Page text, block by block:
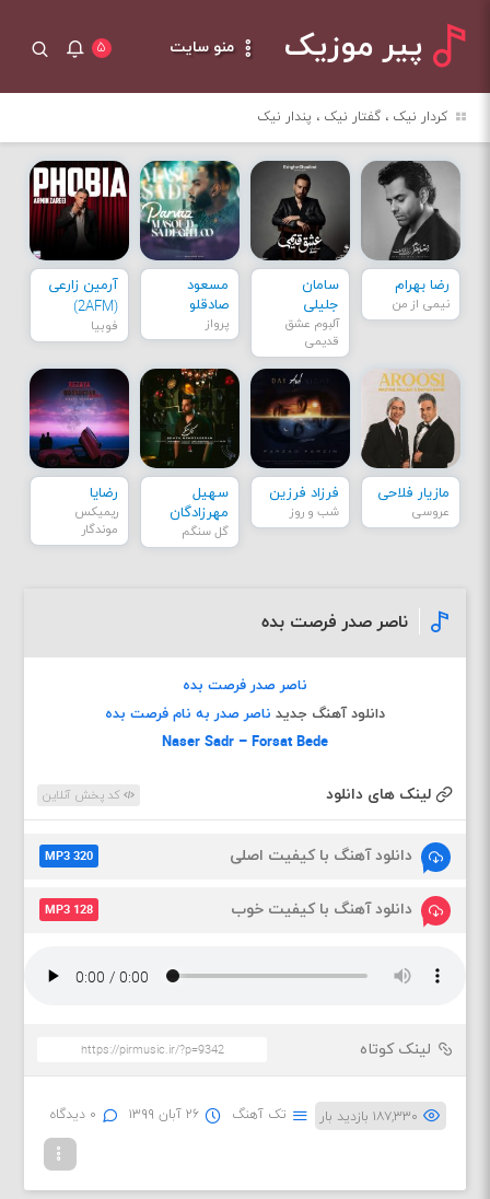
پیر موزیک منو سایت ۵
کردار نیک ، گفتار نیک ، پندار نیک
رضا بهرام
نیمی از من
سامان
جلیلی
آلبوم عشق
قدیمی
مسعود
صادقلو
پرواز
آرمین زارعی
(2AFM)
فوبیا
مازیار فلاحی
عروسی
فرزاد فرزین
شب و روز
سهیل
مهرزادگان
گل سنگم
رضایا
ریمیکس
موندگار
ناصر صدر فرصت بده
ناصر صدر فرصت بده
دانلود آهنگ جدید ناصر صدر به نام فرصت بده
Naser Sadr – Forsat Bede
لینک های دانلود کد پخش آنلاین
دانلود آهنگ با کیفیت اصلی MP3 320
دانلود آهنگ با کیفیت خوب MP3 128
لینک کوتاه
۱۸۷,۳۳۰ بازدید بار تک آهنگ ۲۶ آبان ۱۳۹۹ ۰ دیدگاه